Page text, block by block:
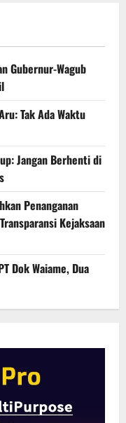
Gubernur-Wagub
Tak Ada Waktu
Jangan Berhenti di
Penanganan
Kejaksaan
Dok Waiame, Dua